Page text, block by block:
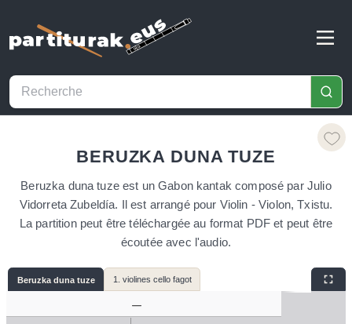
BERUZKA DUNA TUZE
Beruzka duna tuze est un Gabon kantak composé par Julio
Vidorreta Zubeldía. Il est arrangé pour Violin - Violon, Txistu.
La partition peut être téléchargée au format PDF et peut être
écoutée avec l'audio.
Beruzka duna tuze 1. violines cello fagot